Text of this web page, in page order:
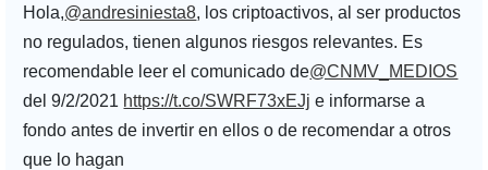
Hola,@andresiniesta8, los criptoactivos, al ser productos
no regulados, tienen algunos riesgos relevantes. Es
recomendable leer el comunicado de@CNMV_MEDIOS
del 9/2/2021 https://t.co/SWRF73xEJj e informarse a
fondo antes de invertir en ellos o de recomendar a otros
que lo hagan